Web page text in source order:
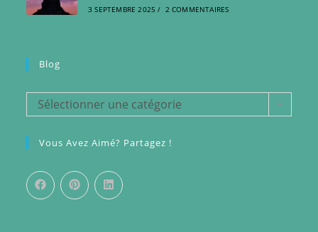
3 SEPTEMBRE 2025 / 2 COMMENTAIRES
Blog
BlogSélectionner une catégorie
Vous Avez Aimé? Partagez !